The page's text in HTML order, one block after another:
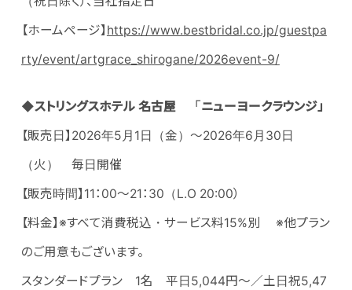
【ホームページ】 https://www.bestbridal.co.jp/guestpa
rty/event/artgrace_shirogane/2026event-9/
◆ストリングスホテル 名古屋 「ニューヨークラウンジ」
【販売日】2026年5月1日（金）～2026年6月30日
（火） 毎日開催
【販売時間】11：00～21：30（L.O 20:00）
【料金】※すべて消費税込・サービス料15%別 ※他プラン
のご用意もございます。
スタンダードプラン 1名 平日5,044円～／土日祝5,47